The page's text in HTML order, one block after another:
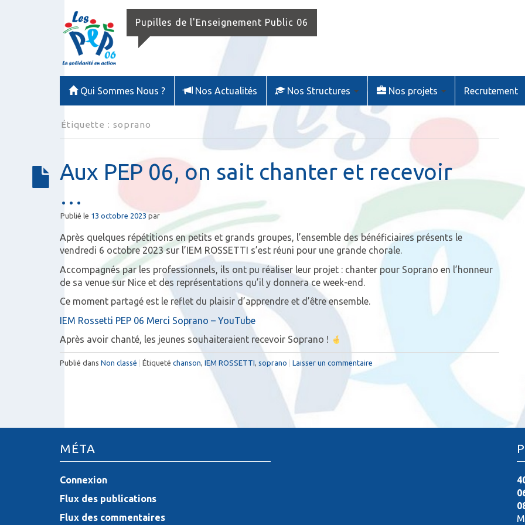
Pupilles de l'Enseignement Public 06
Qui Sommes Nous ? Nos Actualités Nos Structures Nos projets Recrutement
Étiquette : soprano
Aux PEP 06, on sait chanter et recevoir
…
Publié le 13 octobre 2023 par
Après quelques répétitions en petits et grands groupes, l’ensemble des bénéficiaires présents le
vendredi 6 octobre 2023 sur l’IEM ROSSETTI s’est réuni pour une grande chorale.
Accompagnés par les professionnels, ils ont pu réaliser leur projet : chanter pour Soprano en l’honneur
de sa venue sur Nice et des représentations qu’il y donnera ce week-end.
Ce moment partagé est le reflet du plaisir d’apprendre et d’être ensemble.
IEM Rossetti PEP 06 Merci Soprano – YouTube
Après avoir chanté, les jeunes souhaiteraient recevoir Soprano !
Publié dans Non classé Étiqueté chanson IEM ROSSETTI soprano Laisser un commentaire
MÉTA
Connexion
Flux des publications
Flux des commentaires